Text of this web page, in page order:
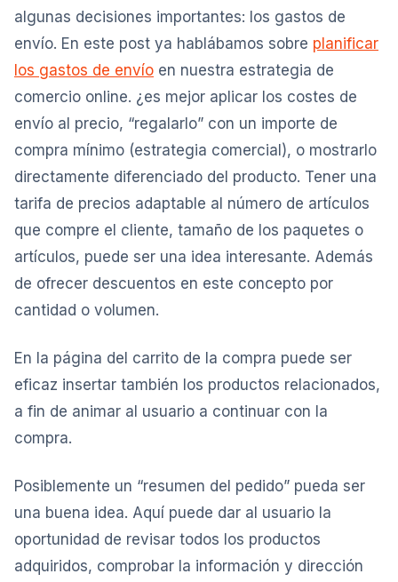
algunas decisiones importantes: los gastos de
envío. En este post ya hablábamos sobre planificar
los gastos de envío en nuestra estrategia de
comercio online. ¿es mejor aplicar los costes de
envío al precio, “regalarlo” con un importe de
compra mínimo (estrategia comercial), o mostrarlo
directamente diferenciado del producto. Tener una
tarifa de precios adaptable al número de artículos
que compre el cliente, tamaño de los paquetes o
artículos, puede ser una idea interesante. Además
de ofrecer descuentos en este concepto por
cantidad o volumen.
En la página del carrito de la compra puede ser
eficaz insertar también los productos relacionados,
a fin de animar al usuario a continuar con la
compra.
Posiblemente un “resumen del pedido” pueda ser
una buena idea. Aquí puede dar al usuario la
oportunidad de revisar todos los productos
adquiridos, comprobar la información y dirección